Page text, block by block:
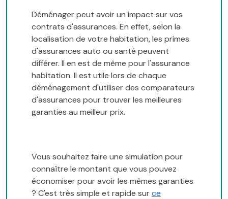
Déménager peut avoir un impact sur vos
contrats d'assurances. En effet, selon la
localisation de votre habitation, les primes
d'assurances auto ou santé peuvent
différer. Il en est de même pour l'assurance
habitation. Il est utile lors de chaque
déménagement d'utiliser des comparateurs
d'assurances pour trouver les meilleures
garanties au meilleur prix.
Vous souhaitez faire une simulation pour
connaître le montant que vous pouvez
économiser pour avoir les mêmes garanties
? C'est très simple et rapide surce